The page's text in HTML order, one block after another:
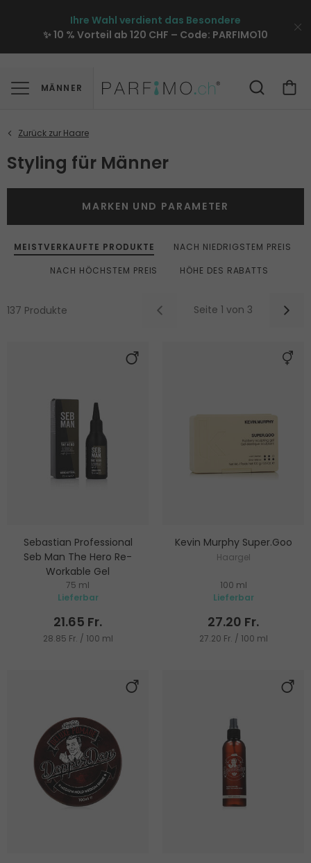
Ihre Wahl verdient das Besondere
✨ 10 % Vorteil ab 120 CHF – Code: PARFIMO10
MÄNNER
Styling für Männer
MEISTVERKAUFTE PRODUKTE
NACH NIEDRIGSTEM PREIS
NACH HÖCHSTEM PREIS
HÖHE DES RABATTS
137 Produkte Seite 1 von 3
MARKEN UND PARAMETER
Sebastian Professional
Seb Man The Hero Re-
Workable Gel
Haargel
75 ml
Lieferbar
21.65 Fr.
28.85 Fr. / 100 ml
Kevin Murphy Super.Goo
Haargel
100 ml
Lieferbar
27.20 Fr.
27.20 Fr. / 100 ml